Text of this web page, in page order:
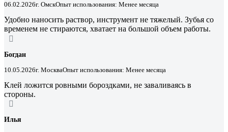
06.02.2026г. ОмскОпыт использования: Менее месяца
Удобно наносить раствор, инструмент не тяжелый. Зубья со
временем не стираются, хватает на большой объем работы.
Богдан
10.05.2026г. МоскваОпыт использования: Менее месяца
Клей ложится ровными бороздками, не заваливаясь в
стороны.
Илья